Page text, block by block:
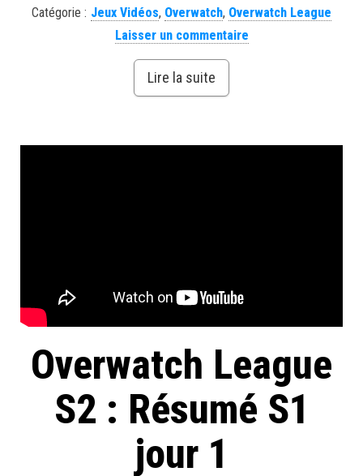
Catégorie : Jeux Vidéos, Overwatch, Overwatch League
Laisser un commentaire
Lire la suite
Overwatch League
S2 : Résumé S1
jour 1